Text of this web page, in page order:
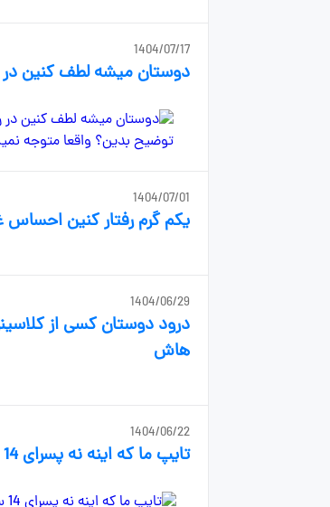
1404/07/17
دوستان میشه لطف کنین در راه خدا 119 رو توضیح بدین؟
1404/07/01
یکم گرم رفتار کنین احساس
1404/06/29
درود دوستان کسی از
هاش
1404/06/22
تایپ ما که اینه نه پسرای 14 ساله تو پارک 🥰